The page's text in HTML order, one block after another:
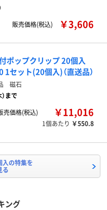
販売価格(税込)
￥3,606
ポップクリップ 20個入
セット(20個入)（直送品）
磁石
まで
売価格(税込)
￥11,016
1個あたり ￥550.8
の特集を
る
ング